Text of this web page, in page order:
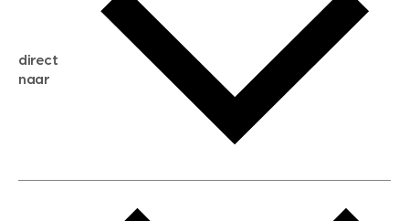
gratis zoekservice
huis verkopen
huis kopen
aankoopadvies
direct
naar